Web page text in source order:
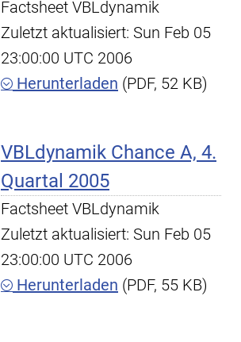
Factsheet VBLdynamik
Zuletzt aktualisiert: Sun Feb 05
23:00:00 UTC 2006
Herunterladen (PDF, 52 KB)
VBLdynamik Chance A, 4.
Quartal 2005
Factsheet VBLdynamik
Zuletzt aktualisiert: Sun Feb 05
23:00:00 UTC 2006
Herunterladen (PDF, 55 KB)